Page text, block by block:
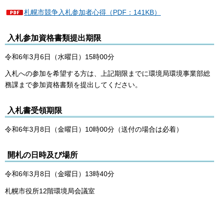
札幌市競争入札参加者心得（PDF：141KB）
入札参加資格書類提出期限
令和6年3月6日（水曜日）15時00分
入札への参加を希望する方は、上記期限までに環境局環境事業部総
務課まで参加資格書類を提出してください。
入札書受領期限
令和6年3月8日（金曜日）10時00分（送付の場合は必着）
開札の日時及び場所
令和6年3月8日（金曜日）13時40分
札幌市役所12階環境局会議室